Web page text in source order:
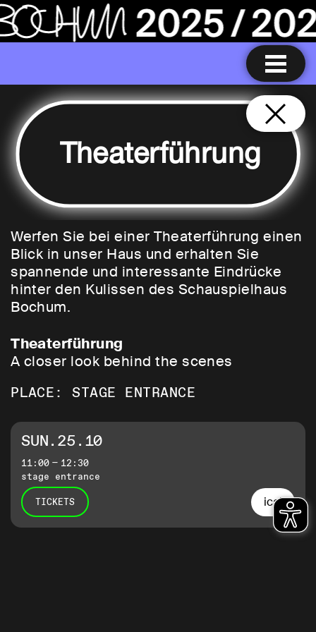
Theaterführung
Werfen Sie bei einer Theaterführung einen
Blick in unser Haus und erhalten Sie
spannende und interessante Eindrücke
hinter den Kulissen des Schauspielhaus
Bochum.
Theaterführung
A closer look behind the scenes
PLACE: STAGE ENTRANCE
SUN.25.10
TICKETS
11:00 — 12:30
stage entrance
ical